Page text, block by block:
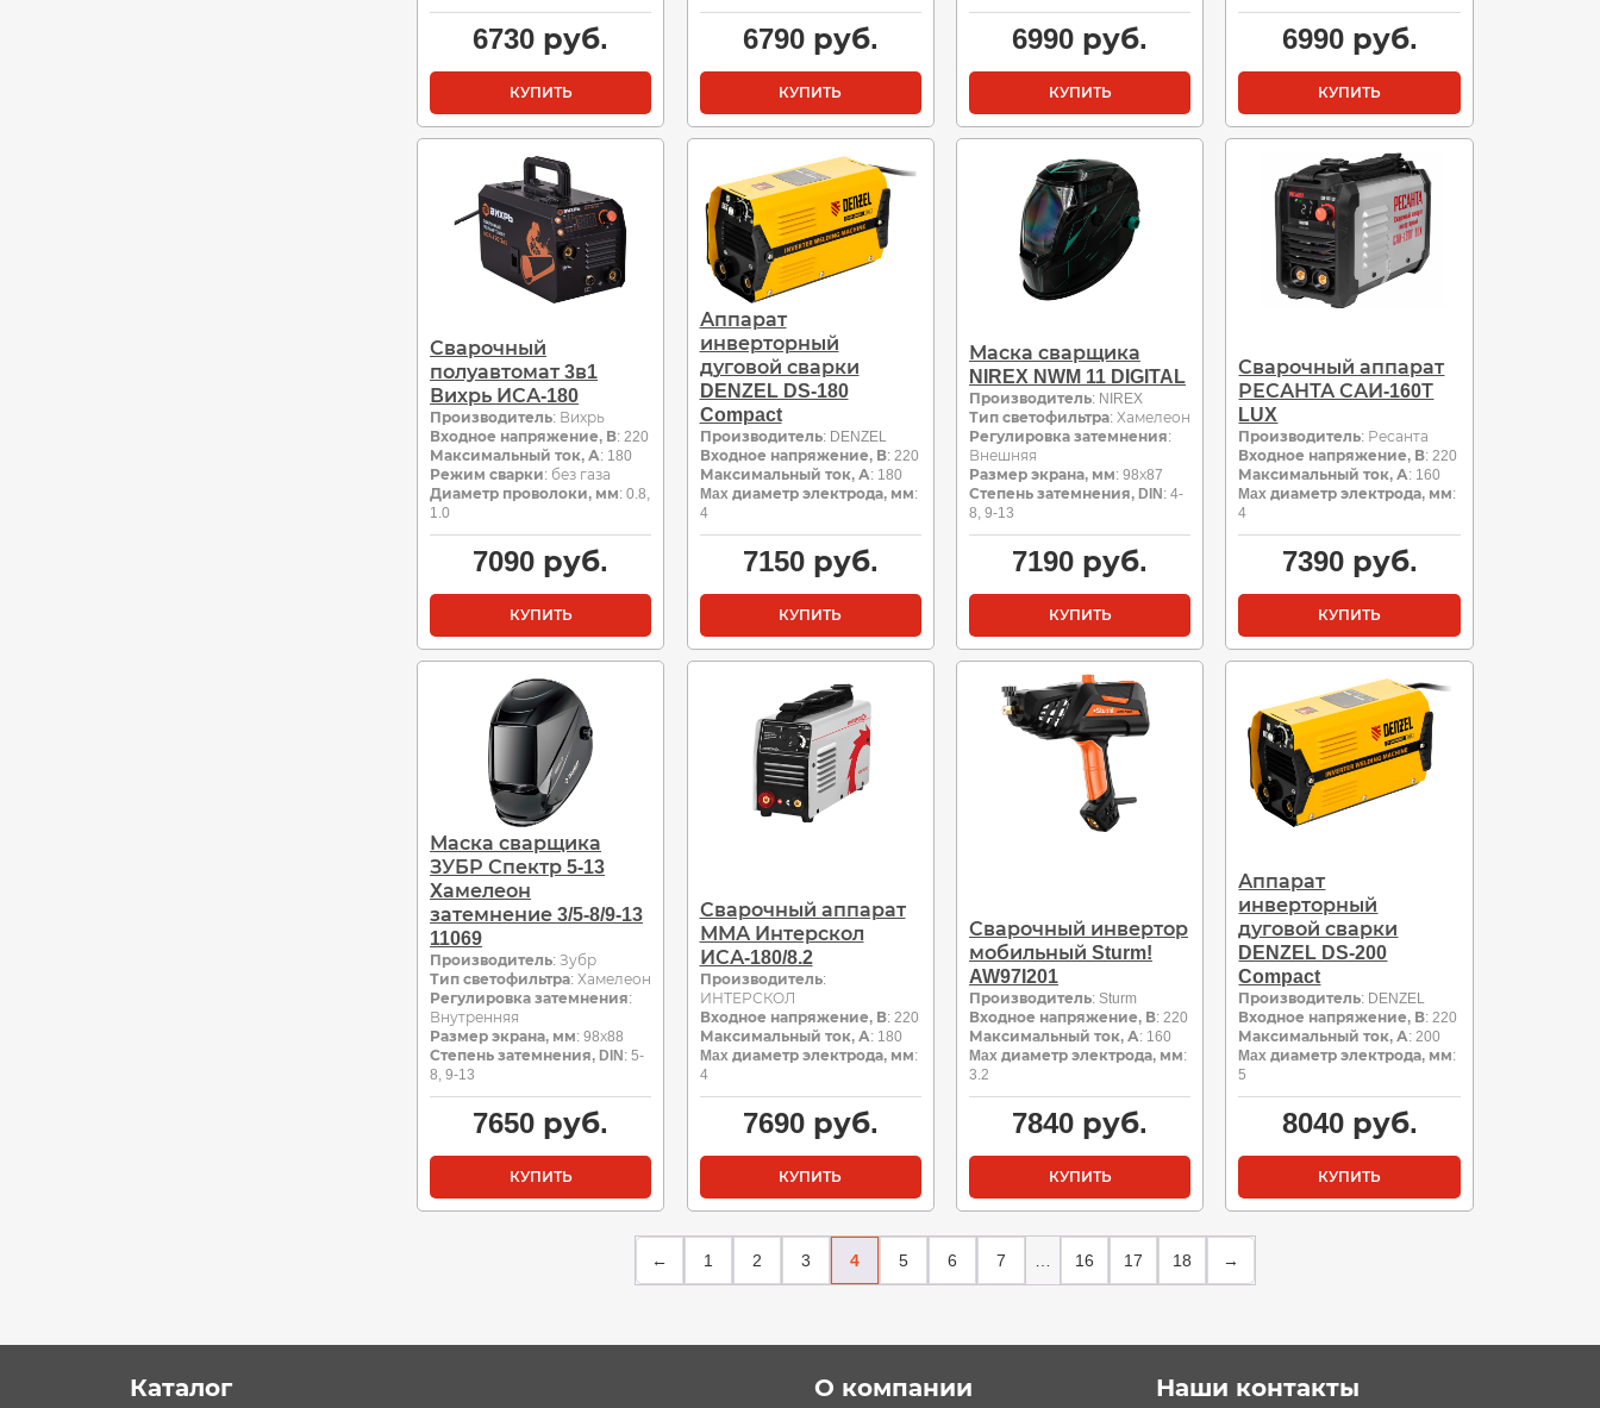
6730 руб.
КУПИТЬ
6790руб.
КУПИТЬ
6990 руб.
КУПИТЬ
6990руб.
КУПИТЬ
Сварочный
полуавтомат 3в1
Вихрь ИСА-180
Производитель: Вихрь
Входное напряжение, В: 220
Максимальный ток, А: 180
Режим сварки: без газа
Диаметр проволоки, мм: 0.8,
1.0
7090 руб.
КУПИТЬ
Аппарат
инверторный
дуговой сварки
DENZEL DS-180
Compact
Производитель: DENZEL
Входное напряжение, В: 220
Максимальный ток, А: 180
Max диаметр электрода, мм:
4
7150руб.
КУПИТЬ
Маска сварщика
NIREX NWM 11 DIGITAL
Производитель: NIREX
Тип светофильтра: Хамелеон
Регулировка затемнения:
Внешняя
Размер экрана, мм: 98х87
Степень затемнения, DIN : 4-
8, 9-13
7190 руб.
КУПИТЬ
Сварочный аппарат
РЕСАНТА САИ-160Т
LUX
Производитель: Ресанта
Входное напряжение, В: 220
Максимальный ток, А: 160
Max диаметр электрода, мм:
4
7390руб.
КУПИТЬ
Маска сварщика
ЗУБР Спектр 5-13
Хамелеон
затемнение 3/5-8/9-13
11069
Производитель: Зубр
Тип светофильтра: Хамелеон
Регулировка затемнения:
Внутренняя
Размер экрана, мм: 98х88
Степень затемнения, DIN: 5-
8, 9-13
7650 руб.
КУПИТЬ
Сварочный аппарат
ММА Интерскол
ИСА-180/8.2
Производитель:
ИНТЕРСКОЛ
Входное напряжение, В: 220
Максимальный ток, А: 180
Max диаметр электрода, мм:
4
7690руб.
КУПИТЬ
Сварочный инвертор
мобильный Sturm!
AW97I201
Производитель: Sturm
Входное напряжение, В: 220
Максимальный ток, А: 160
Max диаметр электрода, мм:
3.2
7840 руб.
КУПИТЬ
Аппарат
инверторный
дуговой сварки
DENZEL DS-200
Compact
Производитель: DENZEL
Входное напряжение, В: 220
Максимальный ток, А: 200
Max диаметр электрода, мм:
5
8040руб.
КУПИТЬ
← 1 2 3 4 5 6 7 16 17 18 →
Каталог О компании Наши контакты